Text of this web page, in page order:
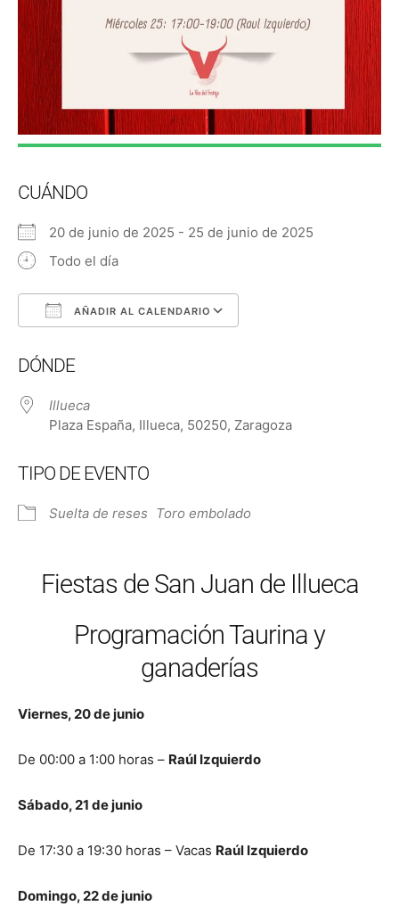
CUÁNDO
20 de junio de 2025 - 25 de junio de 2025
Todo el día
AÑADIR AL CALENDARIO
DÓNDE
Illueca
Plaza España, Illueca, 50250, Zaragoza
TIPO DE EVENTO
Suelta de reses Toro embolado
Fiestas de San Juan de Illueca
Programación Taurina y
ganaderías
Viernes, 20 de junio
De 00:00 a 1:00 horas – Raúl Izquierdo
Sábado, 21 de junio
De 17:30 a 19:30 horas – Vacas Raúl Izquierdo
Domingo, 22 de junio